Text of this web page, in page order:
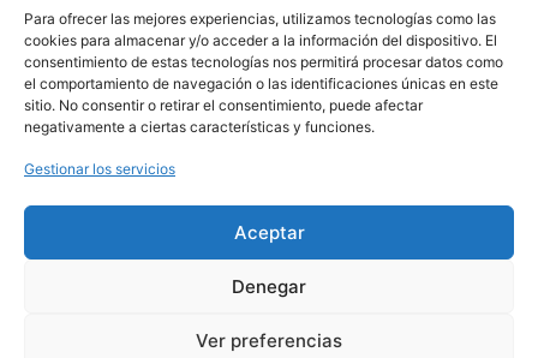
Para ofrecer las mejores experiencias, utilizamos tecnologías como las
cookies para almacenar y/o acceder a la información del dispositivo. El
consentimiento de estas tecnologías nos permitirá procesar datos como
el comportamiento de navegación o las identificaciones únicas en este
sitio. No consentir o retirar el consentimiento, puede afectar
negativamente a ciertas características y funciones.
Gestionar los servicios
Aceptar
Denegar
Ver preferencias
Haz clic en «Estoy de acuerdo» para
activar Youtube
POLÍTICA DE COOKIES